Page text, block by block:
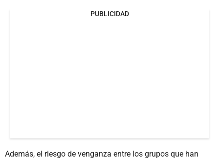
PUBLICIDAD
Además, el riesgo de venganza entre los grupos que han